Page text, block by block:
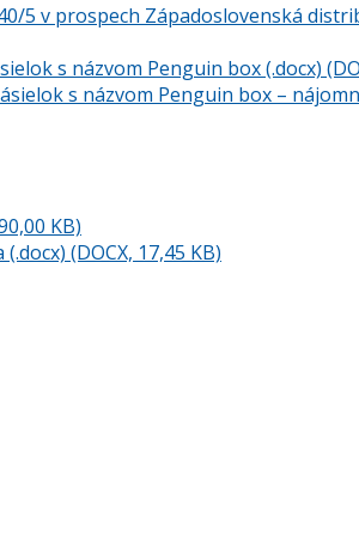
5 v prospech Západoslovenská
s názvom Penguin box (.docx)
s názvom Penguin box –
KB)
(DOCX, 17,45 KB)